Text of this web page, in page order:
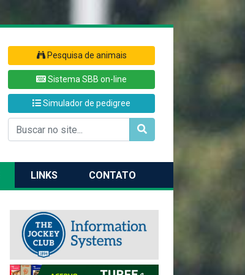
Pesquisa de animais
Sistema SBB on-line
Simulador de pedigree
LINKS CONTATO